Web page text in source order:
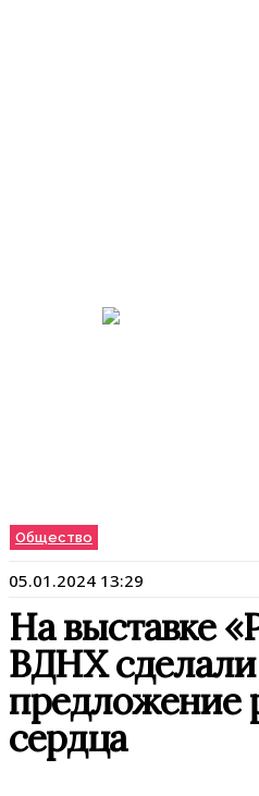
Общество
05.01.2024 13:29
На выставке
ВДНХ сделали
предложение
сердца